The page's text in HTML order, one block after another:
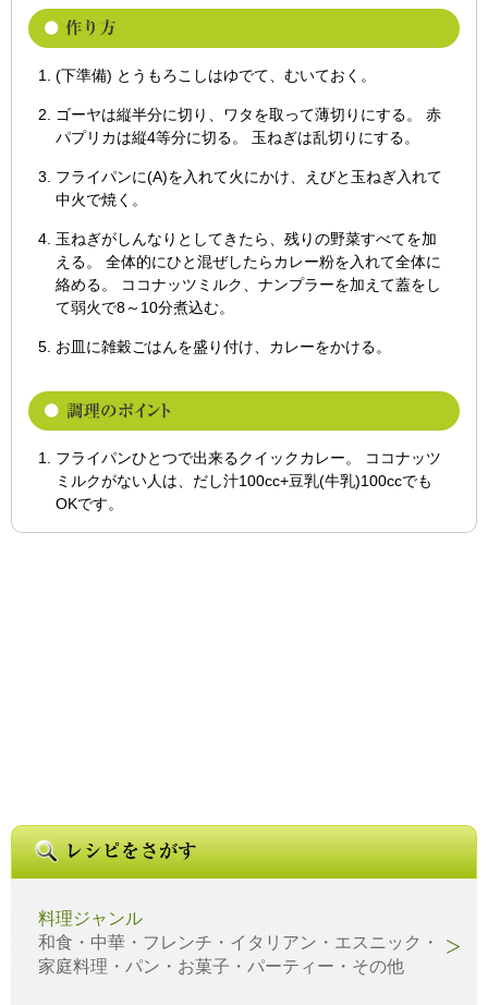
(下準備) とうもろこしはゆでて、むいておく。
ゴーヤは縦半分に切り、ワタを取って薄切りにする。 赤
パプリカは縦4等分に切る。 玉ねぎは乱切りにする。
フライパンに(A)を入れて火にかけ、えびと玉ねぎ入れて
中火で焼く。
玉ねぎがしんなりとしてきたら、残りの野菜すべてを加
える。 全体的にひと混ぜしたらカレー粉を入れて全体に
絡める。 ココナッツミルク、ナンプラーを加えて蓋をし
て弱火で8～10分煮込む。
お皿に雑穀ごはんを盛り付け、カレーをかける。
フライパンひとつで出来るクイックカレー。 ココナッツ
ミルクがない人は、だし汁100cc+豆乳(牛乳)100ccでも
OKです。
料理ジャンル
和食・中華・フレンチ・イタリアン・エスニック・
家庭料理・パン・お菓子・パーティー・その他